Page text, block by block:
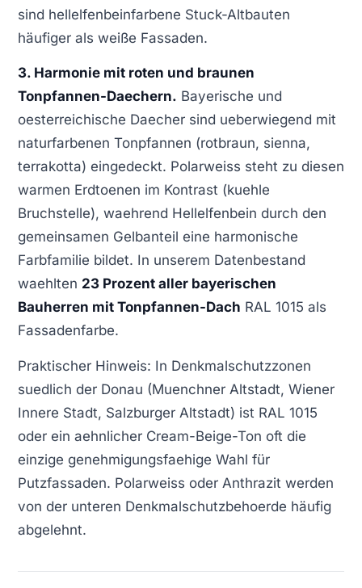
sind hellelfenbeinfarbene Stuck-Altbauten
häufiger als weiße Fassaden.
3. Harmonie mit roten und braunen
Tonpfannen-Daechern. Bayerische und
oesterreichische Daecher sind ueberwiegend mit
naturfarbenen Tonpfannen (rotbraun, sienna,
terrakotta) eingedeckt. Polarweiss steht zu diesen
warmen Erdtoenen im Kontrast (kuehle
Bruchstelle), waehrend Hellelfenbein durch den
gemeinsamen Gelbanteil eine harmonische
Farbfamilie bildet. In unserem Datenbestand
waehlten 23 Prozent aller bayerischen
Bauherren mit Tonpfannen-Dach RAL 1015 als
Fassadenfarbe.
Praktischer Hinweis: In Denkmalschutzzonen
suedlich der Donau (Muenchner Altstadt, Wiener
Innere Stadt, Salzburger Altstadt) ist RAL 1015
oder ein aehnlicher Cream-Beige-Ton oft die
einzige genehmigungsfaehige Wahl für
Putzfassaden. Polarweiss oder Anthrazit werden
von der unteren Denkmalschutzbehoerde häufig
abgelehnt.